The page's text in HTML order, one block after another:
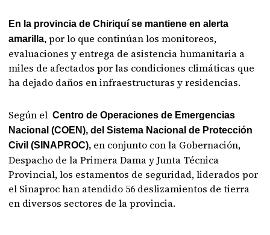
En la provincia de Chiriquí se mantiene en alerta
amarilla, por lo que continúan los monitoreos,
evaluaciones y entrega de asistencia humanitaria a
miles de afectados por las condiciones climáticas que
ha dejado daños en infraestructuras y residencias.
Según el Centro de Operaciones de Emergencias
Nacional (COEN), del Sistema Nacional de Protección
Civil (SINAPROC), en conjunto con la Gobernación,
Despacho de la Primera Dama y Junta Técnica
Provincial, los estamentos de seguridad, liderados por
el Sinaproc han atendido 56 deslizamientos de tierra
en diversos sectores de la provincia.